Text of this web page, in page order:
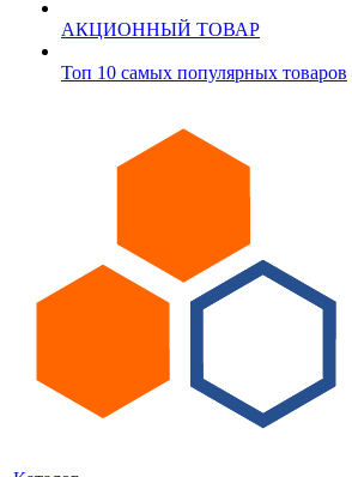
АКЦИОННЫЙ ТОВАР
Топ 10 самых популярных товаров